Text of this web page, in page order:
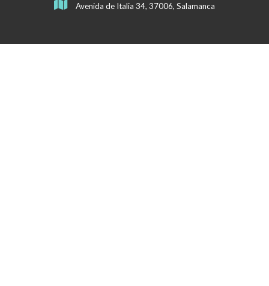
Avenida de Italia 34, 37006, Salamanca